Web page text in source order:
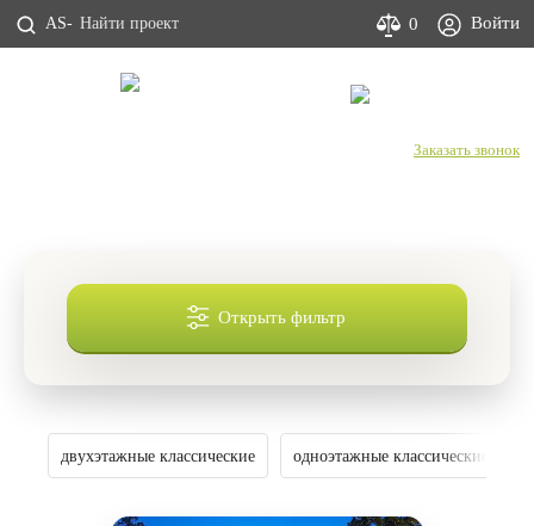
AS- 0 Войти
Заказать звонок
Открыть фильтр
двухэтажные классические одноэтажные классические